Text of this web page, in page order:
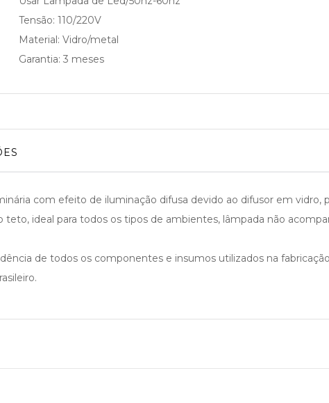
Tensão: 110/220V
Material: Vidro/metal
Garantia: 3 meses
com efeito de iluminação difusa devido ao difusor em vidro,
teto, ideal para todos os tipos de ambientes, lâmpada não
de todos os componentes e insumos utilizados na